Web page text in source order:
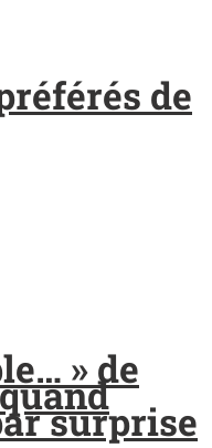
de
» de
surprise